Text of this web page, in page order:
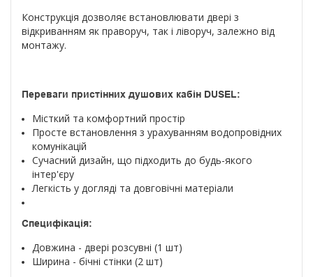
Конструкція дозволяє встановлювати двері з
відкриванням як праворуч, так і ліворуч, залежно від
монтажу.
Переваги пристінних душових кабін DUSEL:
Місткий та комфортний простір
Просте встановлення з урахуванням водопровідних
комунікацій
Сучасний дизайн, що підходить до будь-якого
інтер'єру
Легкість у догляді та довговічні матеріали
Специфікація:
Довжина - двері розсувні (1 шт)
Ширина - бічні стінки (2 шт)